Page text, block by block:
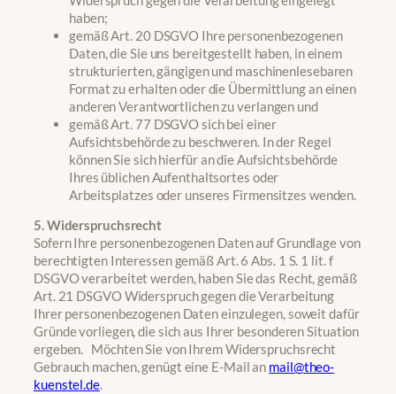
haben;
gemäß Art. 20 DSGVO Ihre personenbezogenen
Daten, die Sie uns bereitgestellt haben, in einem
strukturierten, gängigen und maschinenlesebaren
Format zu erhalten oder die Übermittlung an einen
anderen Verantwortlichen zu verlangen und
gemäß Art. 77 DSGVO sich bei einer
Aufsichtsbehörde zu beschweren. In der Regel
können Sie sich hierfür an die Aufsichtsbehörde
Ihres üblichen Aufenthaltsortes oder
Arbeitsplatzes oder unseres Firmensitzes wenden.
5. Widerspruchsrecht
Sofern Ihre personenbezogenen Daten auf Grundlage von
berechtigten Interessen gemäß Art. 6 Abs. 1 S. 1 lit. f
DSGVO verarbeitet werden, haben Sie das Recht, gemäß
Art. 21 DSGVO Widerspruch gegen die Verarbeitung
Ihrer personenbezogenen Daten einzulegen, soweit dafür
Gründe vorliegen, die sich aus Ihrer besonderen Situation
ergeben. Möchten Sie von Ihrem Widerspruchsrecht
Gebrauch machen, genügt eine E-Mail an mail@theo-
kuenstel.de.